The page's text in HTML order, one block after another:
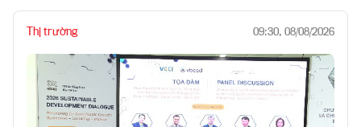
Thị trường 09:30, 08/08/2026